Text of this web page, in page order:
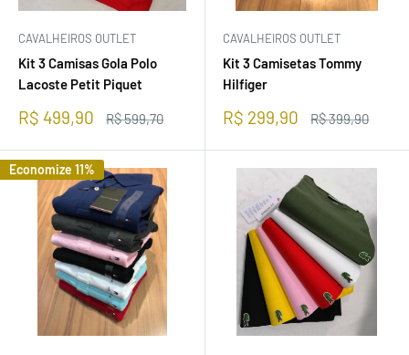
CAVALHEIROS OUTLET
Kit 3 Camisas Gola Polo
Lacoste Petit Piquet
Preço
R$ 499,90
Preço
R$ 599,70
CAVALHEIROS OUTLET
Kit 3 Camisetas Tommy
Hilfiger
Preço
R$ 299,90
Preço
R$ 399,90
Economize 11%